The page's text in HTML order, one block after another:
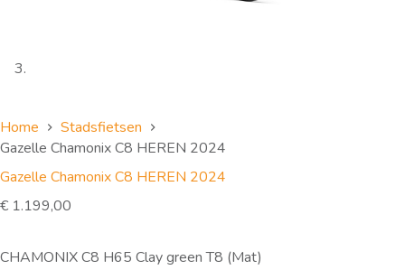
Home
Stadsfietsen
Gazelle Chamonix C8 HEREN 2024
Gazelle Chamonix C8 HEREN 2024
€ 1.199,00
CHAMONIX C8 H65 Clay green T8 (Mat)